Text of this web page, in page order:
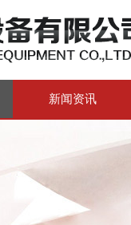
新闻资讯